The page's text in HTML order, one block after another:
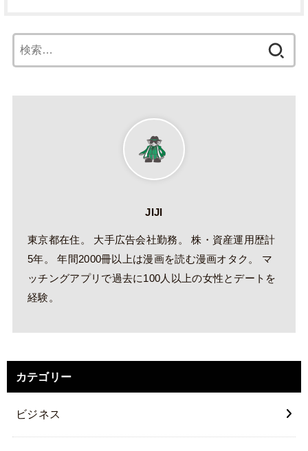
索:
JIJI
東京都在住。 大手広告会社勤務。 株・資産運用歴計
5年。 年間2000冊以上は漫画を読む漫画オタク。 マ
ッチングアプリで過去に100人以上の女性とデートを
経験。
カテゴリー
ビジネス